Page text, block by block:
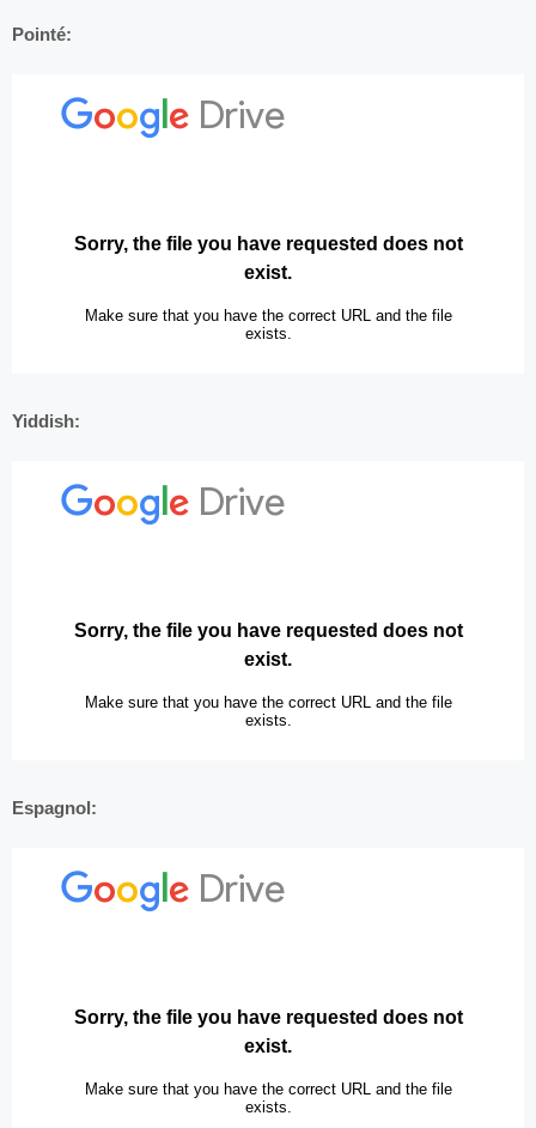
Pointé:
Yiddish:
Espagnol: